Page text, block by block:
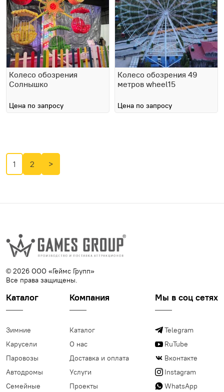
Колесо обозрения
Солнышко
Цена по запросу
Колесо обозрения 49
метров wheel15
Цена по запросу
1 2 >
© 2026 ООО «Геймс Групп»
Все права защищены.
Каталог
Зимние
Карусели
Паровозы
Автодромы
Семейные
Компания
Каталог
О нас
Доставка и оплата
Услуги
Проекты
Мы в соц сетях
Telegram
RuTube
Вконтакте
Instagram
WhatsApp